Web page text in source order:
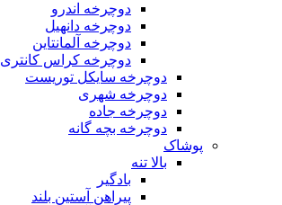
دوچرخه اندرو
دوچرخه دانهیل
دوچرخه آلمانتاین
دوچرخه کراس کانتری
دوچرخه سایکل توریست
دوچرخه شهری
دوچرخه جاده
دوچرخه بچه گانه
پوشاک
بالا تنه
بادگیر
پیراهن آستین بلند